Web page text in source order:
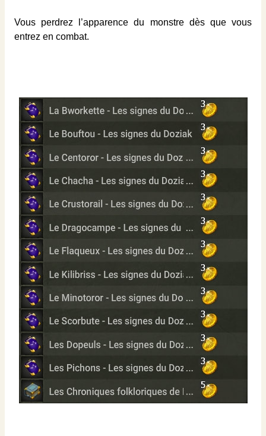
Vous perdrez l’apparence du monstre dès que vous
entrez en combat.